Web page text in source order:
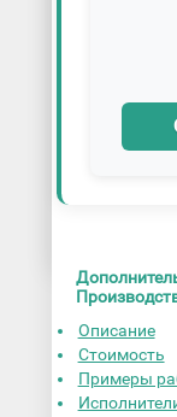
Описание
Стоимость
Примеры